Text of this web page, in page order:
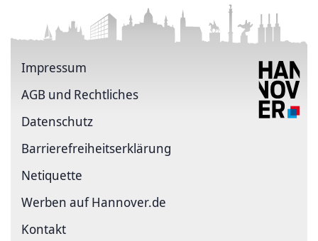
Impressum
AGB und Rechtliches
Datenschutz
Barriere­freiheits­erklärung
Netiquette
Werben auf Hannover.de
Kontakt